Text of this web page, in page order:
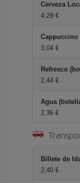
Cerveza
4,29 €
Cappuccino
3,04 €
Refresco
2,44 €
Agua
2,36 €
Billete de
2,40 €